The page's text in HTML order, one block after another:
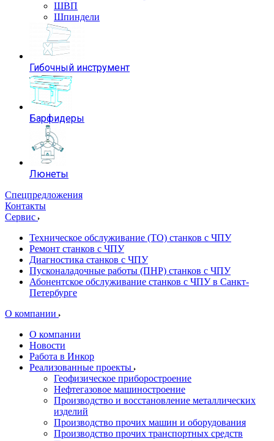
ШВП
Шпиндели
Гибочный инструмент
Барфидеры
Люнеты
Спецпредложения
Контакты
Сервис
Техническое обслуживание (ТО) станков с ЧПУ
Ремонт станков с ЧПУ
Диагностика станков с ЧПУ
Пусконаладочные работы (ПНР) станков с ЧПУ
Абонентское обслуживание станков с ЧПУ в Санкт-
Петербурге
О компании
О компании
Новости
Работа в Инкор
Реализованные проекты
Геофизическое приборостроение
Нефтегазовое машиностроение
Производство и восстановление металлических
изделий
Производство прочих машин и оборудования
Производство прочих транспортных средств